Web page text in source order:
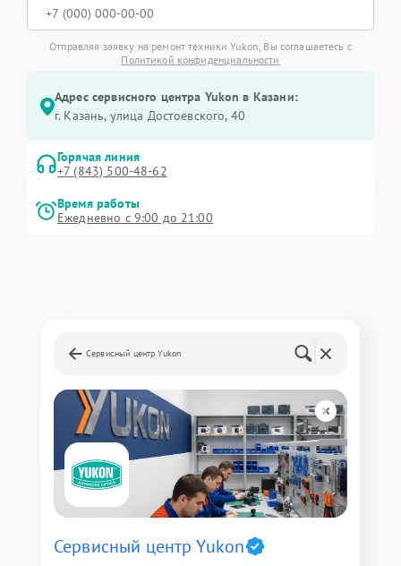
Отправляя заявку на ремонт техники Yukon, Вы соглашаетесь с
Политикой конфиденциальности
Адрес сервисного центра Yukon в Казани:
г. Казань, улица Достоевского, 40
Горячая линия
+7 (843) 500-48-62
Время работы
Ежедневно с 9:00 до 21:00
Сервисный центр Yukon
Сервисный центр Yukon